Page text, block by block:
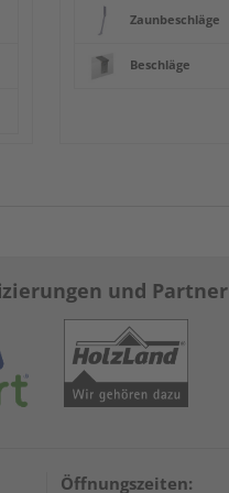
Zaunbeschläge
Beschläge
und Partner
Öffnungszeiten: